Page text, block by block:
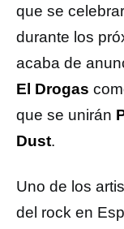
que se
durante los
acaba de
El Drogas
que se unirán
Dust.
Uno de los
del rock en